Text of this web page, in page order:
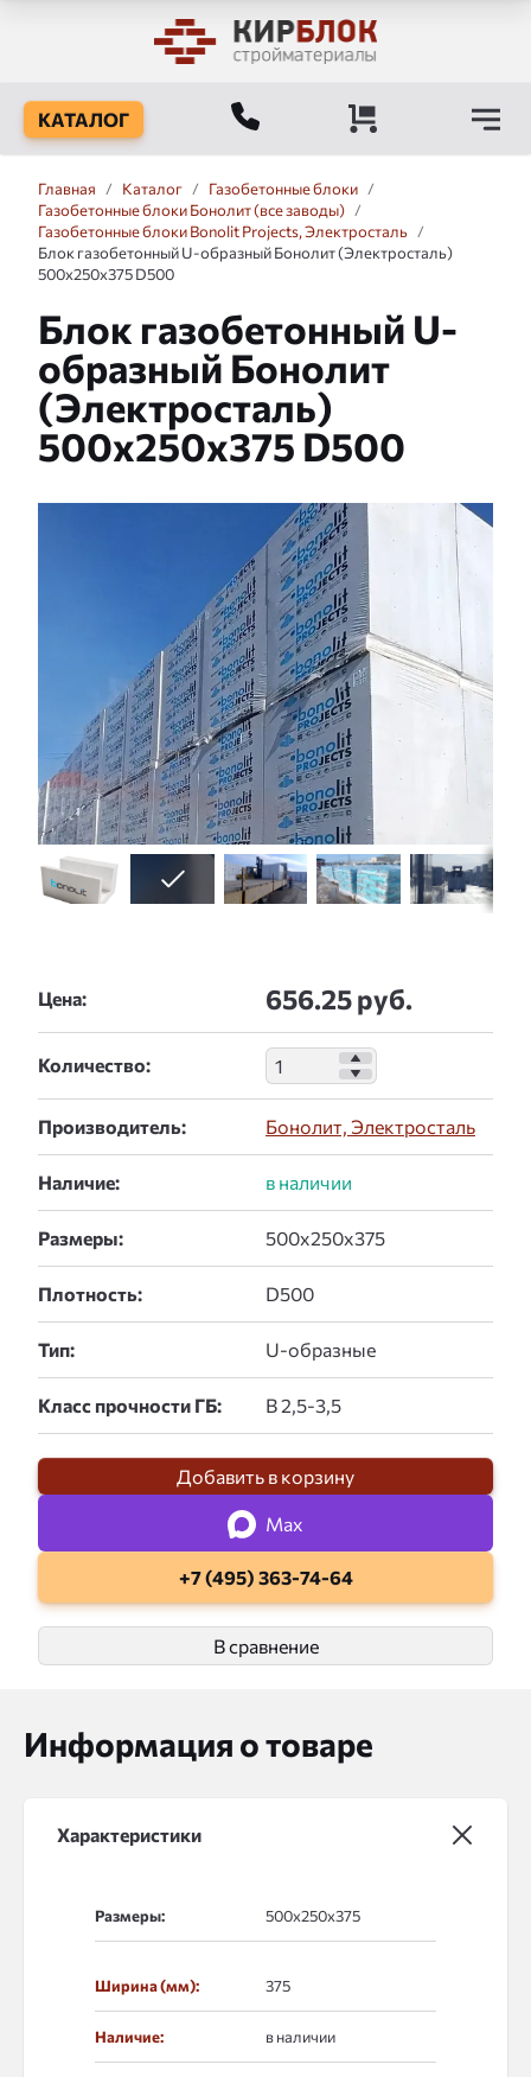
КАТАЛОГ
Главная / Каталог / Газобетонные блоки /
Газобетонные блоки Бонолит (все заводы) /
Газобетонные блоки Bonolit Projects, Электросталь /
Блок газобетонный U-образный Бонолит (Электросталь)
500x250x375 D500
Блок газобетонный U-
образный Бонолит
(Электросталь)
500x250x375 D500
Цена: 656.25 руб.
Количество:
Производитель: Бонолит, Электросталь
Наличие:
Размеры:
Плотность:
Тип:
Класс прочности ГБ:
Добавить в корзину
Max
+7 (495) 363-74-64
В сравнение
Информация о товаре
Характеристики
Размеры:
Ширина (мм): 375
Наличие: в наличии